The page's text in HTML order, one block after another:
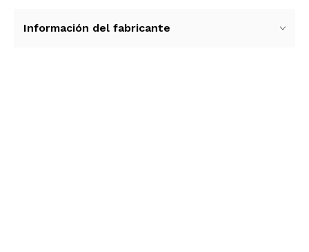
La flexibilidad es otra de sus grandes ventajas,
Información del fabricante